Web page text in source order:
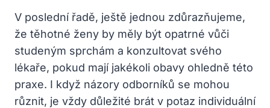
V poslední řadě, ještě jednou zdůrazňujeme,
že těhotné ženy by měly být opatrné vůči
studeným sprchám a konzultovat svého
lékaře, pokud mají jakékoli obavy ohledně této
praxe. I když názory odborníků se mohou
různit, je vždy důležité brát v potaz individuální